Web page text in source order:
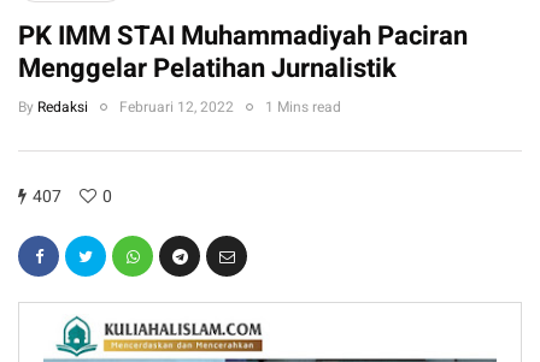
PK IMM STAI Muhammadiyah Paciran
Menggelar Pelatihan Jurnalistik
By Redaksi Februari 12, 2022 1 Mins read
407 0